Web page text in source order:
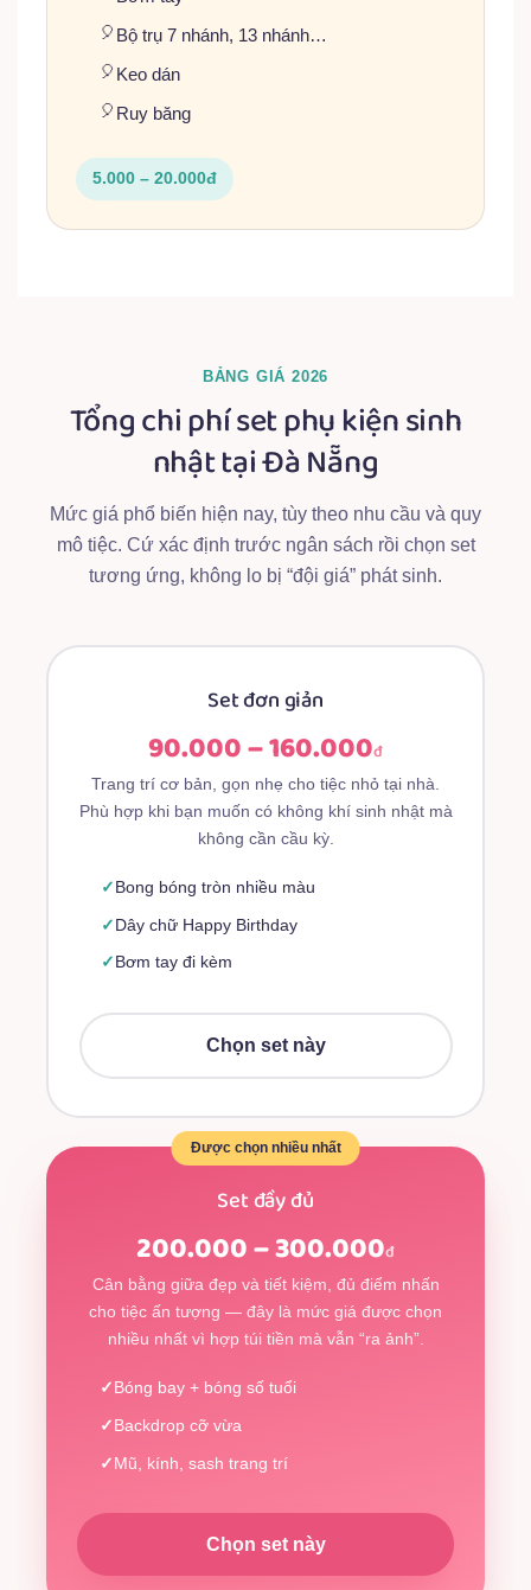
Bộ trụ 7 nhánh, 13 nhánh…
Keo dán
Ruy băng
5.000 – 20.000đ
BẢNG GIÁ 2026
Tổng chi phí set phụ kiện sinh
nhật tại Đà Nẵng
Mức giá phổ biến hiện nay, tùy theo nhu cầu và quy
mô tiệc. Cứ xác định trước ngân sách rồi chọn set
tương ứng, không lo bị “đội giá” phát sinh.
Set đơn giản
90.000 – 160.000đ
Trang trí cơ bản, gọn nhẹ cho tiệc nhỏ tại nhà.
Phù hợp khi bạn muốn có không khí sinh nhật mà
không cần cầu kỳ.
Bong bóng tròn nhiều màu
Dây chữ Happy Birthday
Bơm tay đi kèm
Chọn set này
Được chọn nhiều nhất
Set đầy đủ
200.000 – 300.000đ
Cân bằng giữa đẹp và tiết kiệm, đủ điểm nhấn
cho tiệc ấn tượng — đây là mức giá được chọn
nhiều nhất vì hợp túi tiền mà vẫn “ra ảnh”.
Bóng bay + bóng số tuổi
Backdrop cỡ vừa
Mũ, kính, sash trang trí
Chọn set này